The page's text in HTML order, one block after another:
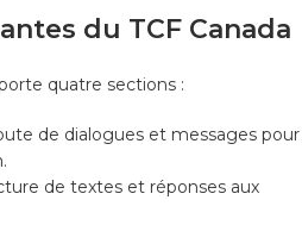
du TCF Canada
quatre sections :
de dialogues et messages pour
de textes et réponses aux